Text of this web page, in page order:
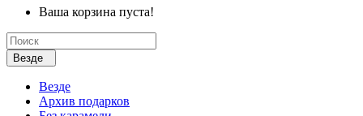
Ваша корзина пуста!
Везде
Везде
Архив подарков